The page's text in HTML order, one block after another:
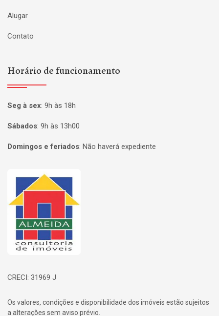
Alugar
Contato
Horário de funcionamento
Seg à sex: 9h às 18h
Sábados: 9h às 13h00
Domingos e feriados: Não haverá expediente
Página inicial
CRECI: 31969 J
Os valores, condições e disponibilidade dos imóveis estão sujeitos
a alterações sem aviso prévio.